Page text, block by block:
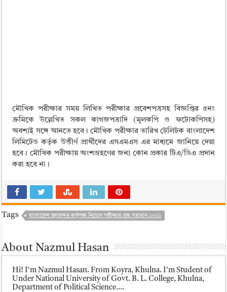
মৌখিক পরীক্ষার সময় লিখিত পরীক্ষার প্রবেশপত্রসহ বিজ্ঞপ্তির ৫নং
ক্রমিকে উল্লেখিত সকল কাগজপত্রাদি (মূলকপি ও ফটোকপিসহ)
অবশ্যই সঙ্গে আনতে হবে। মৌখিক পরীক্ষার তারিখ টেলিটক বাংলাদেশ
লিমিটেড কর্তৃক উত্তীর্ণ প্রার্থীদের এসএমএস এর মাধ্যমে জানিয়ে দেয়া
হবে। মৌখিক পরীক্ষায় অংশগ্রহণের জন্য কোন প্রকার টিএ/ডিএ প্রদান
করা হবে না।
Tags বাংলাদেশ স্থলবন্দর কর্তৃপক্ষ নিয়োগ পরীক্ষার প্রশ্ন সমাধান ২০২২
About Nazmul Hasan
Hi! I'm Nazmul Hasan. From Koyra, Khulna. I'm Student of
Under National University of Govt. B. L. College, Khulna,
Department of Political Science....